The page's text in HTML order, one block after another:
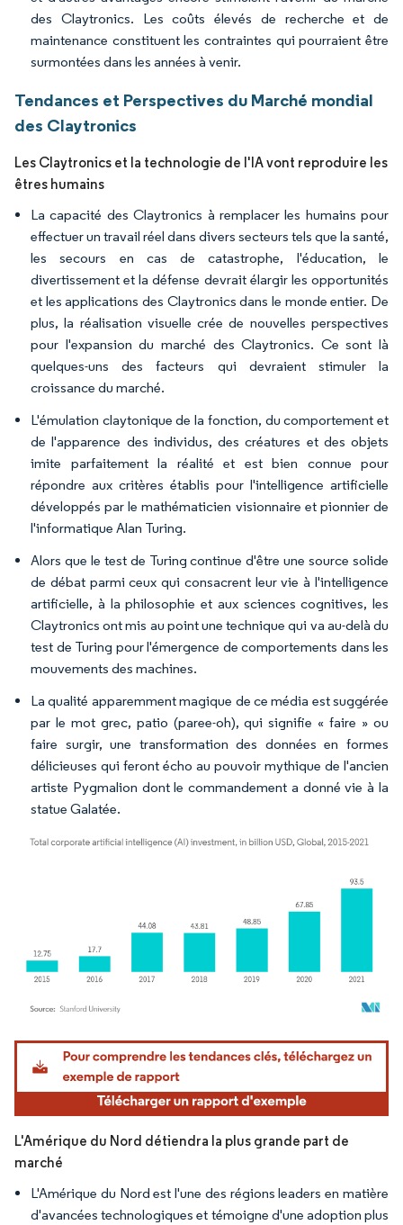
des Claytronics. Les coûts élevés de recherche et de
maintenance constituent les contraintes qui pourraient être
surmontées dans les années à venir.
Tendances et Perspectives du Marché mondial
des Claytronics
Les Claytronics et la technologie de l'IA vont reproduire les
êtres humains
La capacité des Claytronics à remplacer les humains pour
effectuer un travail réel dans divers secteurs tels que la santé,
les secours en cas de catastrophe, l'éducation, le
divertissement et la défense devrait élargir les opportunités
et les applications des Claytronics dans le monde entier. De
plus, la réalisation visuelle crée de nouvelles perspectives
pour l'expansion du marché des Claytronics. Ce sont là
quelques-uns des facteurs qui devraient stimuler la
croissance du marché.
L'émulation claytonique de la fonction, du comportement et
de l'apparence des individus, des créatures et des objets
imite parfaitement la réalité et est bien connue pour
répondre aux critères établis pour l'intelligence artificielle
développés par le mathématicien visionnaire et pionnier de
l'informatique Alan Turing.
Alors que le test de Turing continue d'être une source solide
de débat parmi ceux qui consacrent leur vie à l'intelligence
artificielle, à la philosophie et aux sciences cognitives, les
Claytronics ont mis au point une technique qui va au-delà du
test de Turing pour l'émergence de comportements dans les
mouvements des machines.
La qualité apparemment magique de ce média est suggérée
par le mot grec, patio (paree-oh), qui signifie « faire » ou
faire surgir, une transformation des données en formes
délicieuses qui feront écho au pouvoir mythique de l'ancien
artiste Pygmalion dont le commandement a donné vie à la
statue Galatée.
Image © Mordor Intelligence. La réutilisation nécessite une attribution sous CC BY
L'Amérique du Nord détiendra la plus grande part de
marché
L'Amérique du Nord est l'une des régions leaders en matière
d'avancées technologiques et témoigne d'une adoption plus